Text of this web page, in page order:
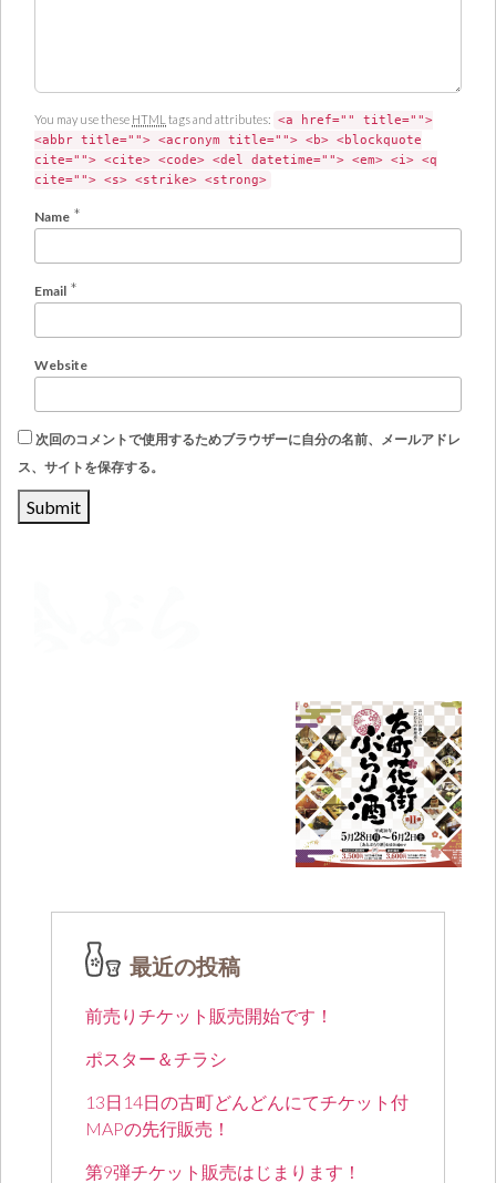
You may use these HTML tags and attributes: <a href="" title="">
<abbr title=""> <acronym title=""> <b> <blockquote
cite=""> <cite> <code> <del datetime=""> <em> <i> <q
cite=""> <s> <strike> <strong>
Name *
Email *
Website
次回のコメントで使用するためブラウザーに自分の名前、メールアドレ
ス、サイトを保存する。
最近の投稿
前売りチケット販売開始です！
ポスター＆チラシ
13日14日の古町どんどんにてチケット付
MAPの先行販売！
第9弾チケット販売はじまります！